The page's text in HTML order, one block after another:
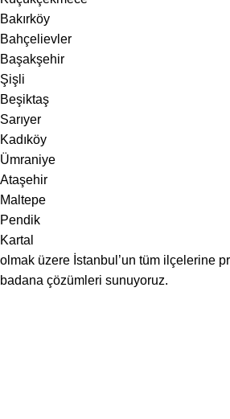
Bakırköy
Bahçelievler
Başakşehir
Şişli
Beşiktaş
Sarıyer
Kadıköy
Ümraniye
Ataşehir
Maltepe
Pendik
Kartal
olmak üzere İstanbul’un tüm ilçelerine
badana çözümleri sunuyoruz.